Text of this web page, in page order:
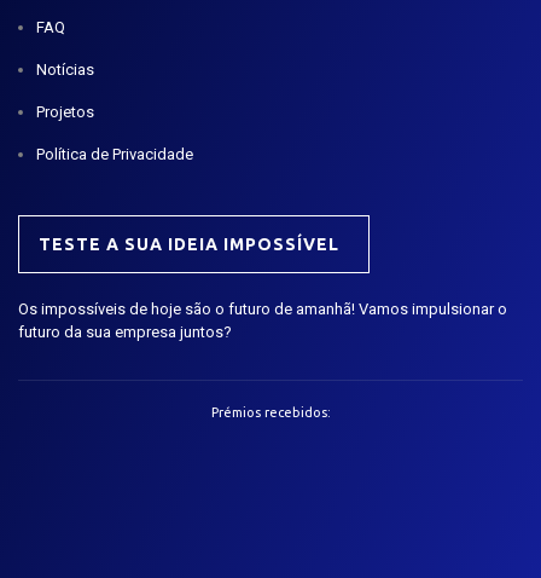
FAQ
Notícias
Projetos
Política de Privacidade
TESTE A SUA IDEIA IMPOSSÍVEL
Os impossíveis de hoje são o futuro de amanhã! Vamos impulsionar o
futuro da sua empresa juntos?
Prémios recebidos: